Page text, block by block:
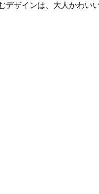
デザインは、大人かわい